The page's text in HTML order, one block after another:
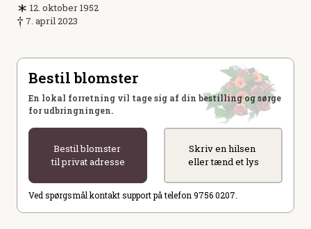
12. oktober 1952
7. april 2023
Bestil blomster
En lokal forretning vil tage sig af din bestilling og sørge
for udbringningen.
Bestil blomster
til privat adresse
Skriv en hilsen
eller tænd et lys
Ved spørgsmål kontakt support på telefon 9756 0207.